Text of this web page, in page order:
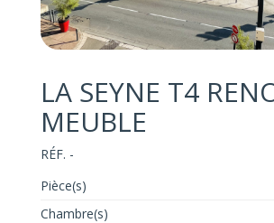
LA SEYNE T4
MEUBLE
RÉF. -
Pièce(s)
Chambre(s)